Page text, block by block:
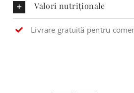
Valori nutriționale
Livrare gratuită pentru